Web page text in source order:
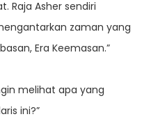
Raja Asher sendiri
zaman yang
Era Keemasan.”
melihat apa yang
ini?”